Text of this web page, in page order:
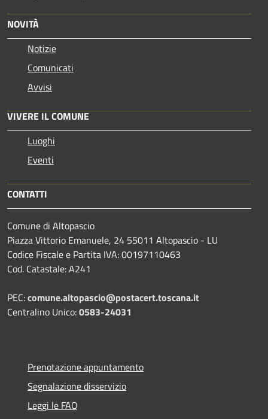
NOVITÀ
Notizie
Comunicati
Avvisi
VIVERE IL COMUNE
Luoghi
Eventi
CONTATTI
Comune di Altopascio
Piazza Vittorio Emanuele, 24 55011 Altopascio - LU
Codice Fiscale e Partita IVA: 00197110463
Cod. Catastale: A241
PEC:comune.altopascio@postacert.toscana.it
Centralino Unico:0583-24031
Prenotazione appuntamento
Segnalazione disservizio
Leggi le FAQ